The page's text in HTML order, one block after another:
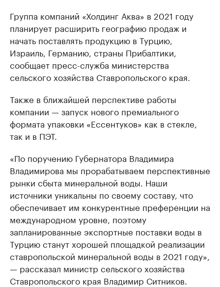
Группа компаний «Холдинг Аква» в 2021 году
планирует расширить географию продаж и
начать поставлять продукцию в Турцию,
Израиль, Германию, страны Прибалтики,
сообщает пресс-служба министерства
сельского хозяйства Ставропольского края.
Также в ближайшей перспективе работы
компании — запуск нового премиального
формата упаковки «Ессентуков» как в стекле,
так и в ПЭТ.
«По поручению Губернатора Владимира
Владимирова мы прорабатываем перспективные
рынки сбыта минеральной воды. Наши
источники уникальны по своему составу, что
обеспечивает им конкурентные преференции на
международном уровне, поэтому
запланированные экспортные поставки воды в
Турцию станут хорошей площадкой реализации
ставропольской минеральной воды в 2021 году»,
— рассказал министр сельского хозяйства
Ставропольского края Владимир Ситников.